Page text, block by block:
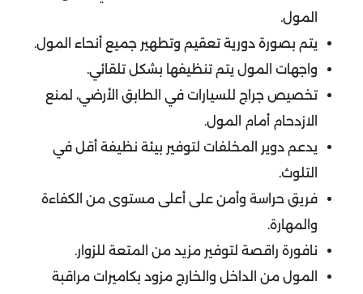
المول.
يتم بصورة دورية تعقيم وتطهير جميع أنحاء المول.
واجهات المول يتم تنظيفها بشكل تلقائي.
تخصيص جراج للسيارات في الطابق الأرضي، لمنع
الازدحام أمام المول.
يدعم دوير المخلفات لتوفير بيئة نظيفة أقل في
التلوث.
فريق حراسة وأمن على أعلى مستوى من الكفاءة
والمهارة.
نافورة راقصة لتوفير مزيد من المتعة للزوار.
المول من الداخل والخارج مزود بكاميرات مراقبة